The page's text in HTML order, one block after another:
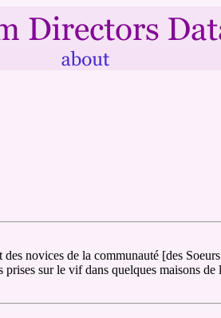
novices de la communauté [des
sur le vif dans quelques maisons de